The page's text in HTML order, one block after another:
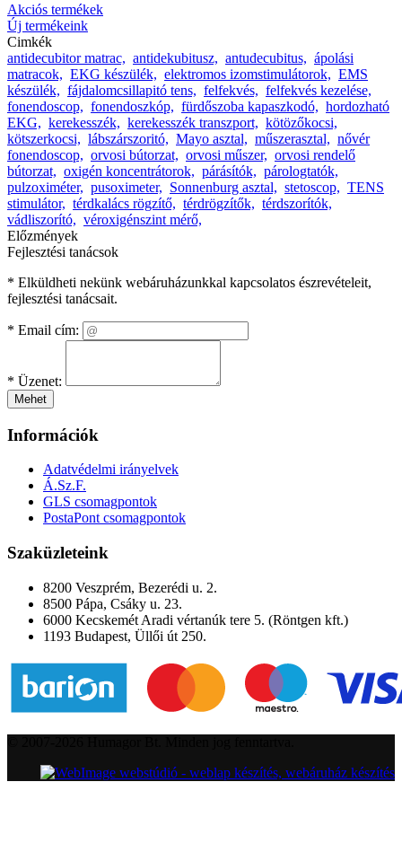
Akciós termékek
Új termékeink
Cimkék
antidecubitor matrac, antidekubitusz, antudecubitus, ápolási
matracok, EKG készülék, elektromos izomstimulátorok, EMS
készülék, fájdalomcsillapitó tens, felfekvés, felfekvés kezelése,
fonendoscop, fonendoszkóp, fürdőszoba kapaszkodó, hordozható
EKG, kerekesszék, kerekesszék transzport, kötözőkocsi,
kötszerkocsi, lábszárszoritó, Mayo asztal, műszerasztal, nővér
fonendoscop, orvosi bútorzat, orvosi műszer, orvosi rendelő
bútorzat, oxigén koncentrátorok, párásítók, párologtatók,
pulzoximéter, pusoximeter, Sonnenburg asztal, stetoscop, TENS
stimulátor, térdkalács rögzítő, térdrögzítők, térdszorítók,
vádliszorító, véroxigénszint mérő,
Előzmények
Fejlesztési tanácsok
* Elküldheti nekünk webáruházunkkal kapcsolatos észrevételeit,
fejlesztési tanácsait.
* Email cím:
* Üzenet:
Mehet
Információk
Adatvédelmi irányelvek
Á.Sz.F.
GLS csomagpontok
PostaPont csomagpontok
Szaküzleteink
8200 Veszprém, Bezerédi u. 2.
8500 Pápa, Csáky u. 23.
6000 Kecskemét Aradi vértanúk tere 5. (Röntgen kft.)
1193 Budapest, Üllői út 250.